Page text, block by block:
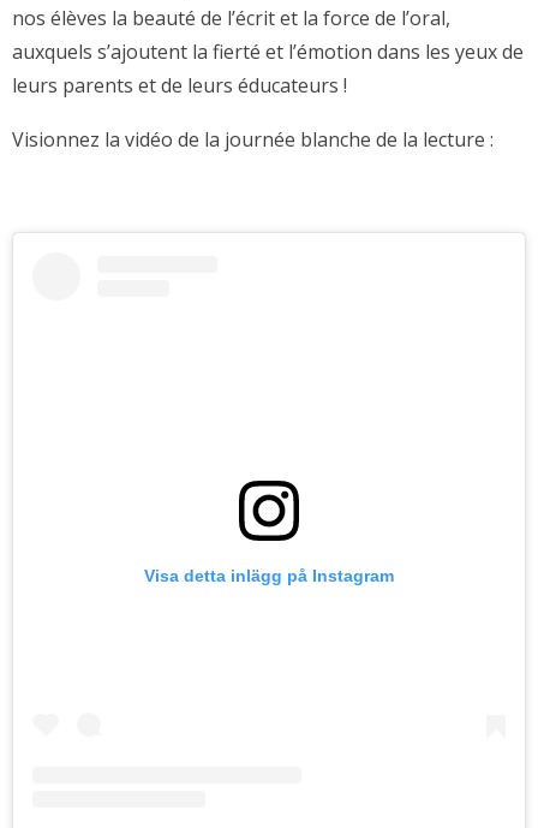
nos élèves la beauté de l’écrit et la force de l’oral,
auxquels s’ajoutent la fierté et l’émotion dans les yeux de
leurs parents et de leurs éducateurs !
Visionnez la vidéo de la journée blanche de la lecture :
Visa detta inlägg på Instagram